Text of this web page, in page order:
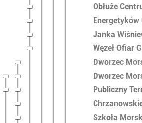
Obłuże
Energetyków
Janka
Węzeł Ofiar
Dworzec
Dworzec
Publiczny
Szkoła